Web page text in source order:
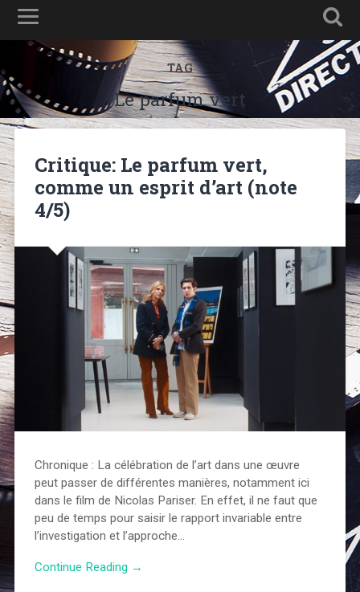
TAG
Le parfum vert
Critique: Le parfum vert,
comme un esprit d’art (note
4/5)
Chronique : La célébration de l’art dans une œuvre
peut passer de différentes manières, notamment ici
dans le film de Nicolas Pariser. En effet, il ne faut que
peu de temps pour saisir le rapport invariable entre
l’investigation et l’approche…
Continue Reading →